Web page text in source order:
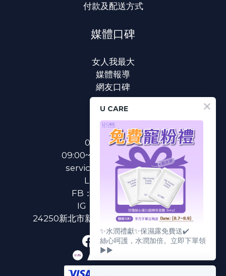
付款及配送方式
媒體口碑
女人我最大
媒體報導
網友口碑
聯絡我們
0800-233-233
09:00~18:00(國定假日除外)
service@u-care.com.tw
LINE：
@ucare
FB：
U CARE 美麗粉專
IG：
ucare.tw2002
24250新北市新莊區新北大道二段312號3樓
U CARE
✨水潤禮獻✨保濕露免費送✔️
絲心呵護，水潤加倍。立即下單領
▶▶